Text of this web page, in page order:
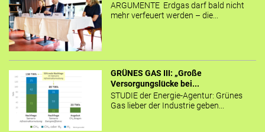
ARGUMENTE Erdgas darf bald nicht
mehr verfeuert werden – die...
GRÜNES GAS III: „Große
Versorgungslücke bei...
STUDIE der Energie-Agentur: Grünes
Gas lieber der Industrie geben...